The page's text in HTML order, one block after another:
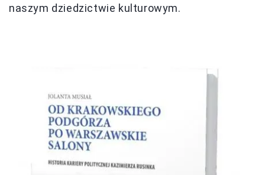
naszym dziedzictwie kulturowym.